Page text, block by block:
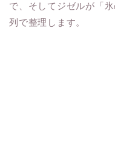
で、そしてジゼルが「
列で整理します。